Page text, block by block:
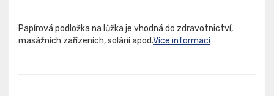
Papírová podložka na lůžka je vhodná do zdravotnictví,
masážních zařízeních, solárií apod.Více informací